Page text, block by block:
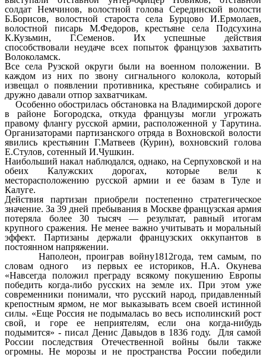
солдат Немчинов, волостной голова Серединской волости
Б.Борисов, волостной староста села Бурцово И.Ермолаев,
волостной писарь М.Федоров, крестьяне села Подсухина
К.Кузьмин, Г.Семенов. Их успешные действия
способствовали неудаче всех попыток французов захватить
Волоколамск.
Все села Рузской округи были на военном положении. В
каждом из них по звону сигнального колокола, который
извещал о появлении противника, крестьяне собирались и
дружно давали отпор захватчикам.
Особенно обострилась обстановка на Владимирской дороге
в районе Богородска, откуда французы могли угрожать
правому флангу русской армии, расположенной у Тарутина.
Организаторами партизанского отряда в Вохновской волости
явились крестьянин Г.Матвеев (Курин), вохновский голова
Е.Стулов, сотенный И.Чушкин.
Наибольший накал наблюдался, однако, на Серпуховской и на
обеих Калужских дорогах, которые вели к
месторасположению русской армии и ее базам в Туле и
Калуге.
Действия партизан приобрели постепенно стратегическое
значение. За 39 дней пребывания в Москве французская армия
потеряла более 30 тысяч — результат, равный итогам
крупного сражения. Не менее важно учитывать и моральный
эффект. Партизаны держали французских оккупантов в
постоянном напряжении.
Наполеон, проиграв войну1812года, тем самым, по
словам одного из первых ее историков, Н.А. Окунева
«Навсегда положил преграду всякому покушению Европы
победить когда-либо русских на земле их. При этом уже
современники понимали, что русский народ, придавленный
крепостным ярмом, не мог выказывать всем своей истинной
силы. «Еще Россия не подымалась во весь исполинский рост
свой, и горе ее неприятелям, если она когда-нибудь
подымится» - писал Денис Давыдов в 1836 году. Для самой
России последствия Отечественной войны были также
огромны. Не морозы и не пространства России победили